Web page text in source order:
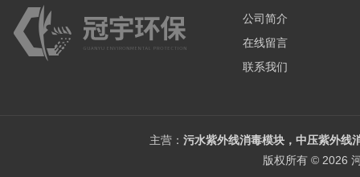
公司简介
在线留言
联系我们
主营： 污水紫外线消毒模块，中压紫外线
版权所有 © 2026